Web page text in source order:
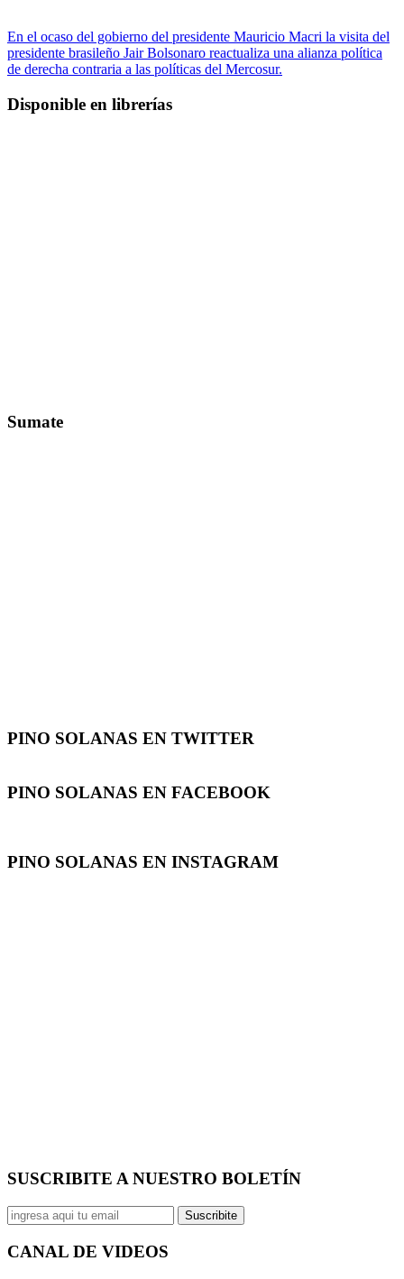
En el ocaso del gobierno del presidente Mauricio Macri la visita del
presidente brasileño Jair Bolsonaro reactualiza una alianza política
de derecha contraria a las políticas del Mercosur.
Disponible en librerías
Sumate
PINO SOLANAS EN TWITTER
PINO SOLANAS EN FACEBOOK
PINO SOLANAS EN INSTAGRAM
SUSCRIBITE A NUESTRO BOLETÍN
Suscribite
CANAL DE VIDEOS